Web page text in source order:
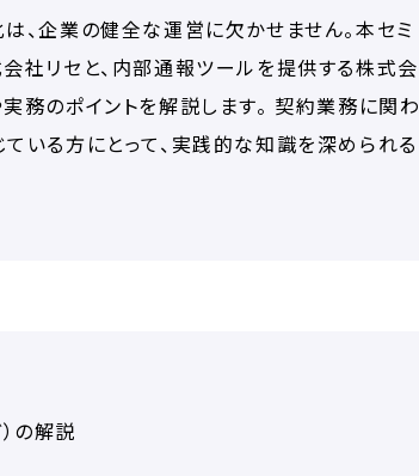
、企業の健全な運営に欠かせません。本セミ
社リセと、内部通報ツールを提供する株式会
務のポイントを解説します。 契約業務に関わ
いる方にとって、実践的な知識を深められる
の解説